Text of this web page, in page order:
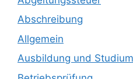
Abschreibung
Allgemein
Ausbildung und Studium